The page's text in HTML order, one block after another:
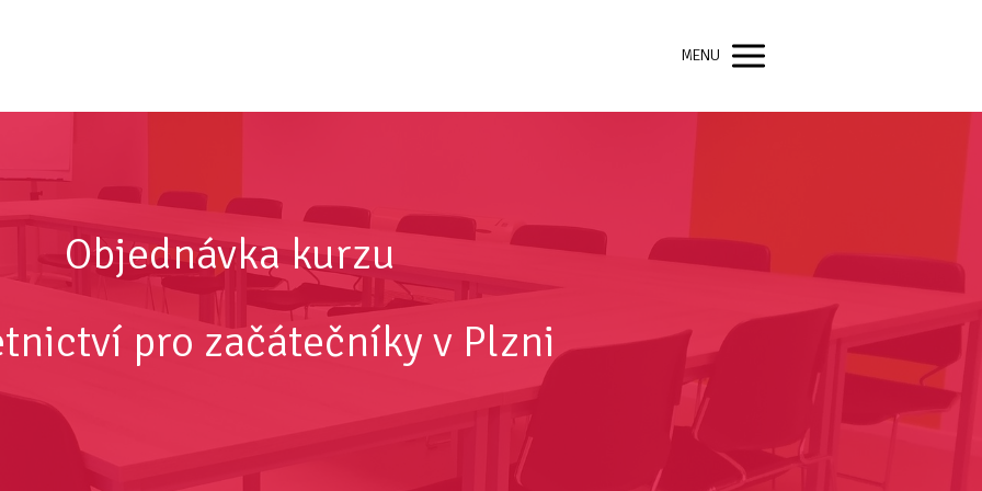
MENU
Objednávka kurzu
pro začátečníky v Plzni